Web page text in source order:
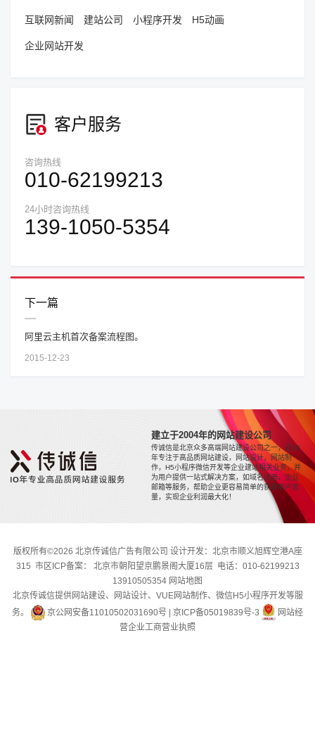
互联网新闻 建站公司 小程序开发 H5动画
企业网站开发
客户服务
咨询热线
010-62199213
24小时咨询热线
139-1050-5354
下一篇
阿里云主机首次备案流程图。
2015-12-23
建立于2004年的网站建设公司
传诚信是北京众多高端网站建设公司之一，近20
年专注于高品质网站建设，网站设计，网站制
作，H5小程序微信开发等企业建站相关业务，并
为用户提供一站式解决方案，如域名注册，企业
邮箱等服务，帮助企业更容易简单的获取用户流
量，实现企业利润最大化！
版权所有©2026 北京传诚信广告有限公司 设计开发：北京市顺义旭辉空港A座
315 市区ICP备案： 北京市朝阳望京鹏景阁大厦16层 电话：010-62199213
13910505354 网站地图
北京传诚信提供网站建设、网站设计、VUE网站制作、微信H5小程序开发等服
务。
京公网安备11010502031690号 京ICP备05019839号-3
网站经
营企业工商营业执照